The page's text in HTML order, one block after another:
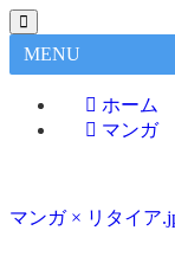
MENU
ホーム
マンガ
マンガ × リタイア